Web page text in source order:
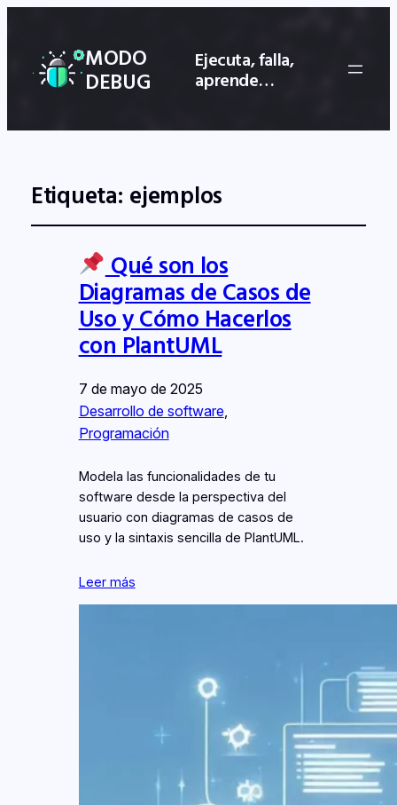
MODO
DEBUG
Ejecuta, falla,
aprende…
Etiqueta: ejemplos
Qué son los
Diagramas de Casos de
Uso y Cómo Hacerlos
con PlantUML
7 de mayo de 2025
Desarrollo de software
Programación
Modela las funcionalidades de tu
software desde la perspectiva del
usuario con diagramas de casos de
uso y la sintaxis sencilla de PlantUML.
Leer más